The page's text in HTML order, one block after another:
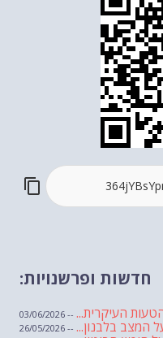
חדשות ופרשנויות:
העיקרית... -- 03/06/2026
המצב בלבנון... -- 26/05/2026